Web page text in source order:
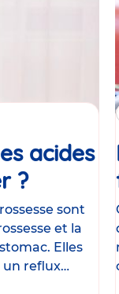
acides
?Article
sont
et la
Elles
un reflux